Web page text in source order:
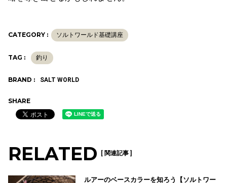
CATEGORY : ソルトワールド基礎講座
TAG : 釣り
BRAND : SALT WORLD
SHARE
RELATED [ 関連記事 ]
ルアーのベースカラーを知ろう【ソルトワー